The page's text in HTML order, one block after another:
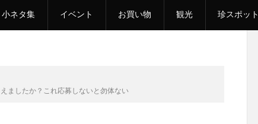
小ネタ集 イベント お買い物 観光 珍スポット
ましたか？これ応募しないと勿体ない